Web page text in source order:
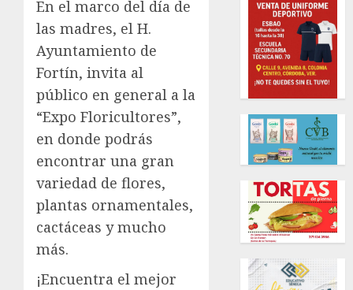
En el marco del día de
las madres, el H.
Ayuntamiento de
Fortín, invita al
público en general a la
“Expo Floricultores”,
en donde podrás
encontrar una gran
variedad de flores,
plantas ornamentales,
cactáceas y mucho
más.
¡Encuentra el mejor